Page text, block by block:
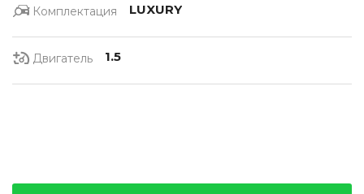
Комплектация LUXURY
Двигатель 1.5